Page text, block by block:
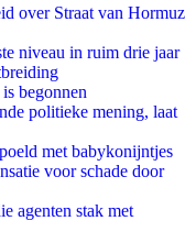
over Straat van Hormuz
niveau in ruim drie jaar
begonnen
politieke mening, laat
met babykonijntjes
voor schade door
agenten stak met